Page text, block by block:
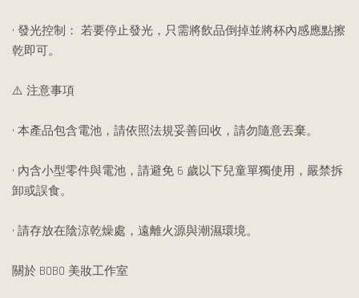
• 發光控制： 若要停止發光，只需將飲品倒掉並將杯內感應點擦
乾即可。
⚠️ 注意事項
• 本產品包含電池，請依照法規妥善回收，請勿隨意丟棄。
• 內含小型零件與電池，請避免 6 歲以下兒童單獨使用，嚴禁拆
卸或誤食。
• 請存放在陰涼乾燥處，遠離火源與潮濕環境。
關於 BOBO 美妝工作室